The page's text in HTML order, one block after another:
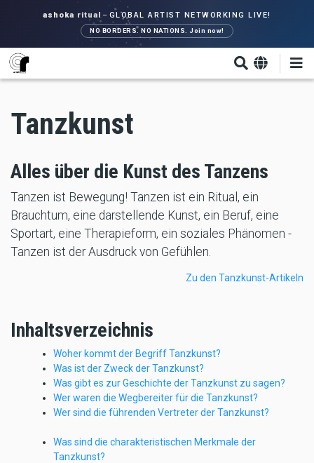
zum
Inhalt
ashoka ritual – GLOBAL ARTIST NETWORKING LIVE!
NO BORDERS. NO NATIONS. Join now!
Tanzkunst
Alles über die Kunst des Tanzens
Tanzen ist Bewegung! Tanzen ist ein Ritual, ein
Brauchtum, eine darstellende Kunst, ein Beruf, eine
Sportart, eine Therapieform, ein soziales Phänomen -
Tanzen ist der Ausdruck von Gefühlen.
Zu den Tanzkunst-Artikeln
Inhaltsverzeichnis
Woher kommt der Begriff Tanzkunst?
Was ist der Zweck der Tanzkunst?
Was gibt es zur Geschichte der Tanzkunst zu sagen?
Wer waren die Wegbereiter für die Tanzkunst?
Wer sind die führenden Vertreter der Tanzkunst?
Was sind die charakteristischen Merkmale der
Tanzkunst?